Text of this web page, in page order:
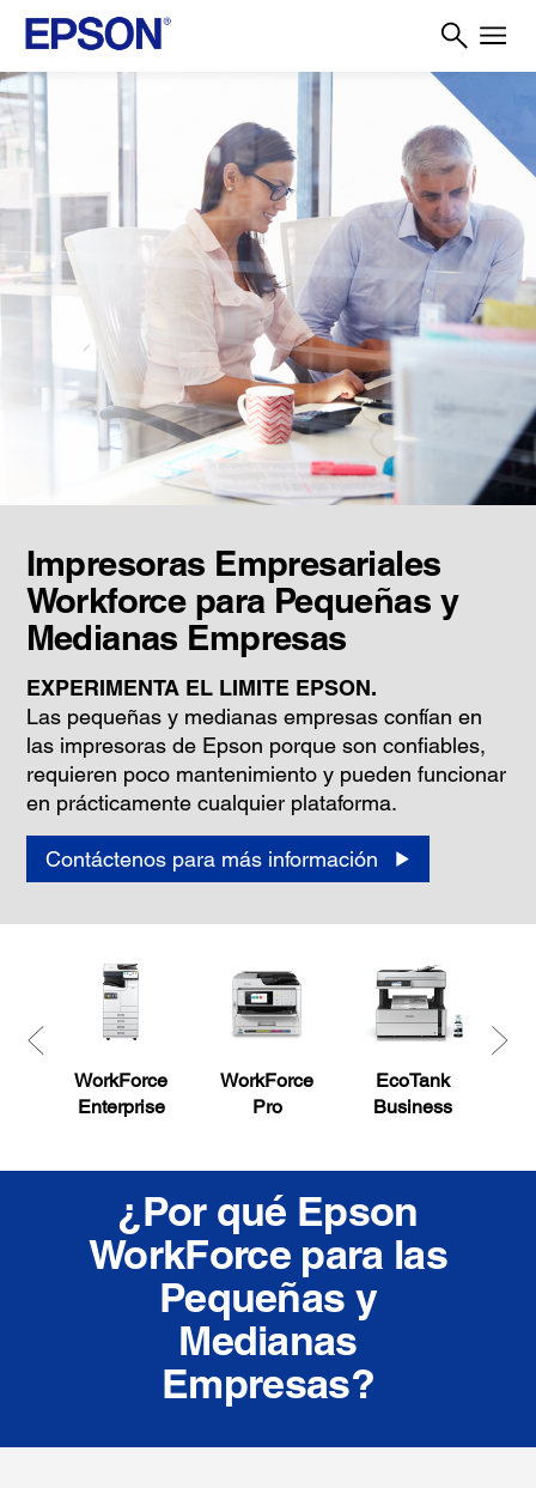
Impresoras Empresariales
Workforce para Pequeñas y
Medianas Empresas
EXPERIMENTA EL LIMITE EPSON.
Las pequeñas y medianas empresas confían en
las impresoras de Epson porque son confiables,
requieren poco mantenimiento y pueden funcionar
en prácticamente cualquier plataforma.
Contáctenos para más información
WorkForce
Enterprise
WorkForce
Pro
EcoTank
Business
¿Por qué Epson
WorkForce para las
Pequeñas y
Medianas
Empresas?